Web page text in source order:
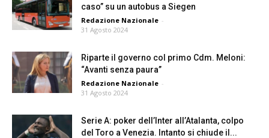
caso” su un autobus a Siegen
Redazione Nazionale -
31 Agosto 2024
Riparte il governo col primo Cdm. Meloni:
“Avanti senza paura”
Redazione Nazionale -
31 Agosto 2024
Serie A: poker dell’Inter all’Atalanta, colpo
del Toro a Venezia. Intanto si chiude il...